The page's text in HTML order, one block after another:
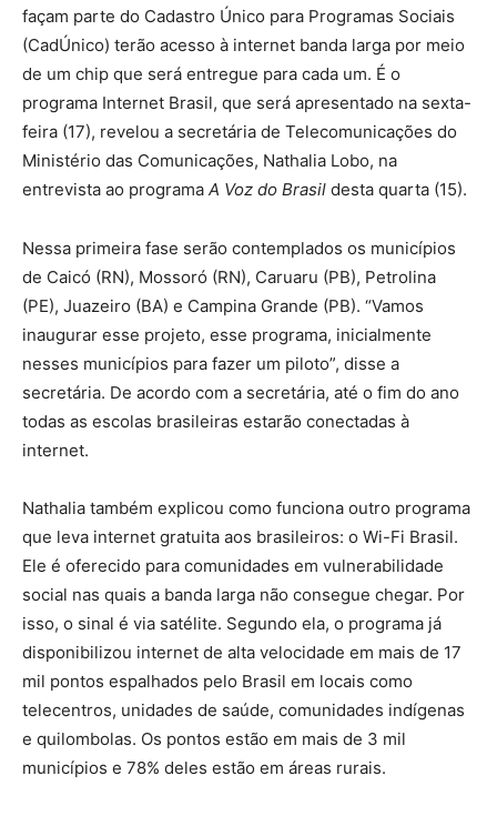
façam parte do Cadastro Único para Programas Sociais
(CadÚnico) terão acesso à internet banda larga por meio
de um chip que será entregue para cada um. É o
programa Internet Brasil, que será apresentado na sexta-
feira (17), revelou a secretária de Telecomunicações do
Ministério das Comunicações, Nathalia Lobo, na
entrevista ao programa A Voz do Brasil desta quarta (15).
Nessa primeira fase serão contemplados os municípios
de Caicó (RN), Mossoró (RN), Caruaru (PB), Petrolina
(PE), Juazeiro (BA) e Campina Grande (PB). “Vamos
inaugurar esse projeto, esse programa, inicialmente
nesses municípios para fazer um piloto”, disse a
secretária. De acordo com a secretária, até o fim do ano
todas as escolas brasileiras estarão conectadas à
internet.
Nathalia também explicou como funciona outro programa
que leva internet gratuita aos brasileiros: o Wi-Fi Brasil.
Ele é oferecido para comunidades em vulnerabilidade
social nas quais a banda larga não consegue chegar. Por
isso, o sinal é via satélite. Segundo ela, o programa já
disponibilizou internet de alta velocidade em mais de 17
mil pontos espalhados pelo Brasil em locais como
telecentros, unidades de saúde, comunidades indígenas
e quilombolas. Os pontos estão em mais de 3 mil
municípios e 78% deles estão em áreas rurais.